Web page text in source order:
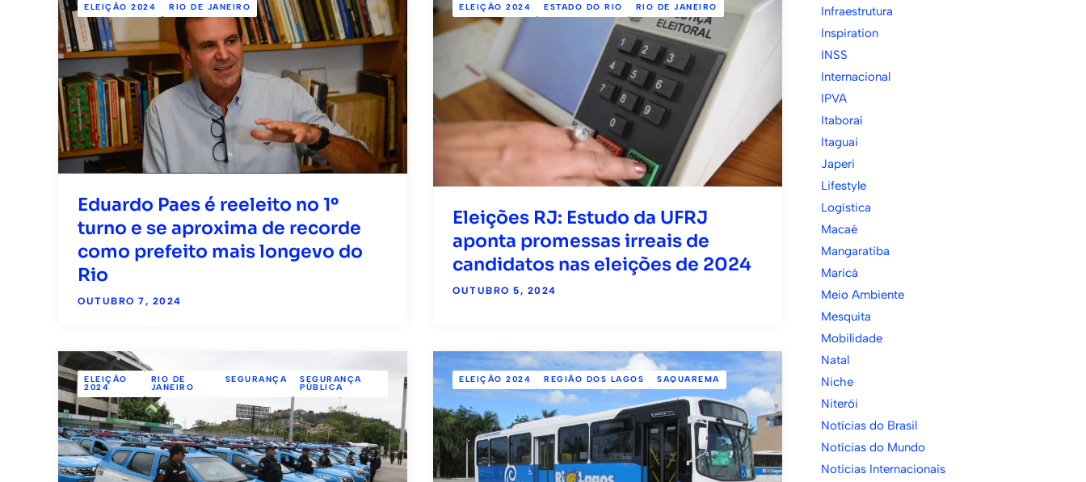
ELEIÇÃO 2024 RIO DE JANEIRO
Eduardo Paes é reeleito no 1º
turno e se aproxima de recorde
como prefeito mais longevo do
Rio
OUTUBRO 7, 2024
ELEIÇÃO 2024 ESTADO DO RIO RIO DE JANEIRO
Eleições RJ: Estudo da UFRJ
aponta promessas irreais de
candidatos nas eleições de 2024
OUTUBRO 5, 2024
ELEIÇÃO
2024
RIO DE
JANEIRO
SEGURANÇA SEGURANÇA
PÚBLICA
ELEIÇÃO 2024 REGIÃO DOS LAGOS SAQUAREMA
Infraestrutura
Inspiration
INSS
Internacional
IPVA
Itaboraí
Itaguai
Japeri
Lifestyle
Logística
Macaé
Mangaratiba
Maricá
Meio Ambiente
Mesquita
Mobilidade
Natal
Niche
Niterói
Notícias do Brasil
Notícias do Mundo
Noticias Internacionais